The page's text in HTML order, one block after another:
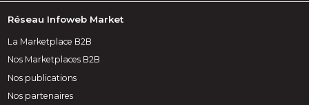
Réseau Infoweb Market
La Marketplace B2B
Nos Marketplaces B2B
Nos publications
Nos partenaires